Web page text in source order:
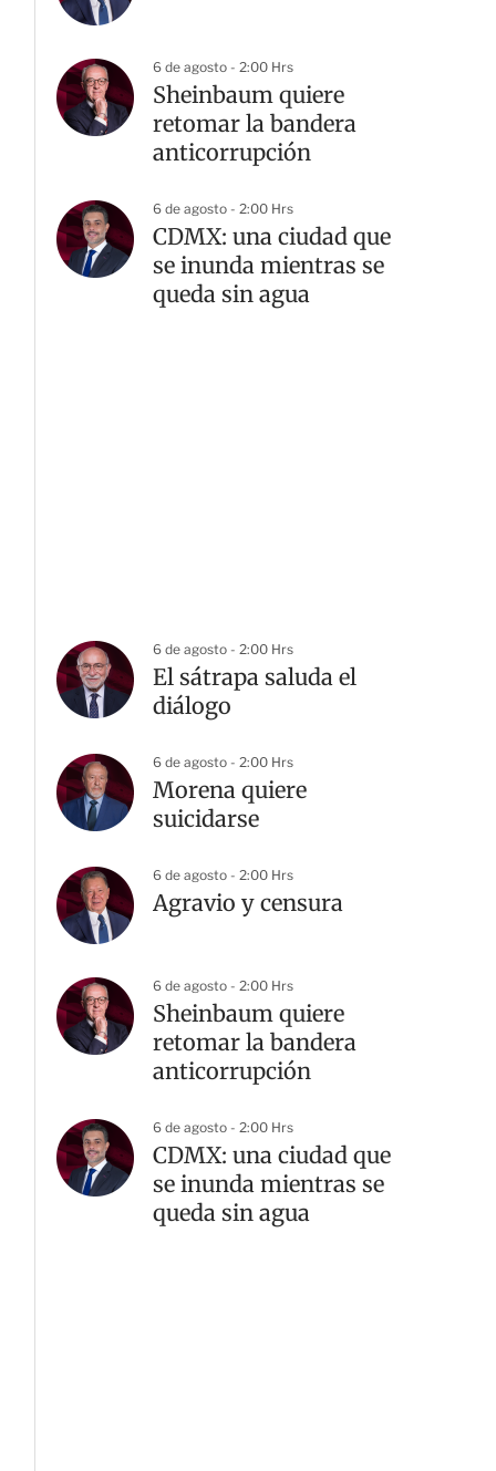
6 de agosto - 2:00 Hrs
Sheinbaum quiere
retomar la bandera
anticorrupción
6 de agosto - 2:00 Hrs
CDMX: una ciudad que
se inunda mientras se
queda sin agua
6 de agosto - 2:00 Hrs
El sátrapa saluda el
diálogo
6 de agosto - 2:00 Hrs
Morena quiere
suicidarse
6 de agosto - 2:00 Hrs
Agravio y censura
6 de agosto - 2:00 Hrs
Sheinbaum quiere
retomar la bandera
anticorrupción
6 de agosto - 2:00 Hrs
CDMX: una ciudad que
se inunda mientras se
queda sin agua